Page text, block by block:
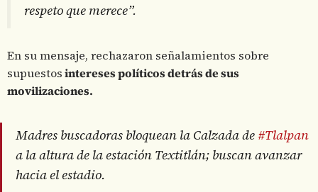
respeto que merece”.
En su mensaje, rechazaron señalamientos sobre
supuestosintereses políticos detrás de sus
movilizaciones.
Madres buscadoras bloquean la Calzada de#Tlalpan
a la altura de la estación Textitlán; buscan avanzar
hacia el estadio.